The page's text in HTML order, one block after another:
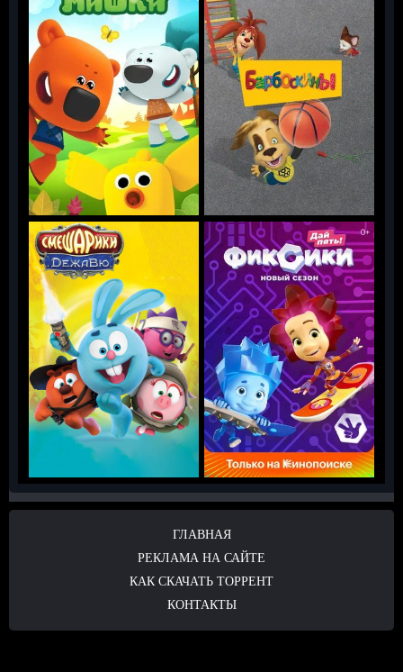
ГЛАВНАЯ
РЕКЛАМА НА САЙТЕ
КАК СКАЧАТЬ ТОРРЕНТ
КОНТАКТЫ